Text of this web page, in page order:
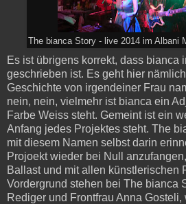
The bianca Story - live 2014 im Albani
Es ist übrigens korrekt, dass bianca
geschrieben ist. Es geht hier
Geschichte von irgendeiner Frau
nein, nein, vielmehr ist bianca ein
Farbe Weiss steht. Gemeint ist ein
Anfang jedes Projektes steht. The
mit diesem Namen selbst darin
Projoekt wieder bei Null
Ballast und mit allen künstlerischen
Vordergrund stehen bei The bianca
Rediger und Frontfrau Anna